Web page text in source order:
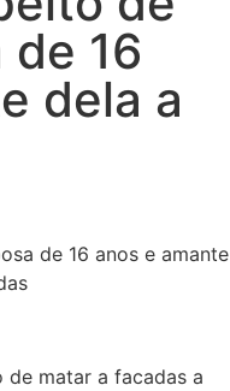
16
dela a
de matar a facadas a